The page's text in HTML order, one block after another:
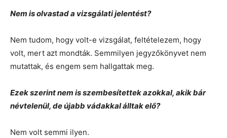
Nem is olvastad a vizsgálati jelentést?
Nem tudom, hogy volt-e vizsgálat, feltételezem, hogy
volt, mert azt mondták. Semmilyen jegyzőkönyvet nem
mutattak, és engem sem hallgattak meg.
Ezek szerint nem is szembesítettek azokkal, akik bár
névtelenül, de újabb vádakkal álltak elő?
Nem volt semmi ilyen.